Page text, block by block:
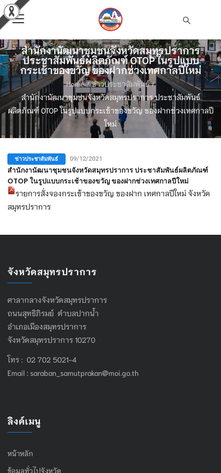
สำนักงานัฒนาชุมชนจังหวัดสมุทรปราการ
ประชาสัมพันธ์ผลิตภัณฑ์ OTOP ในรูปแบบ
กระเช้าของขวัญ ของฝากช่วงเทศกาลปีใหม่
Home/ ข่าวประชาสัมพันธ์/
สำนักงานัฒนาชุมชนจังหวัดสมุทรปราการ ประชาสัมพันธ์
ผลิตภัณฑ์ OTOP ในรูปแบบกระเช้าของขวัญ ของฝากช่วงเทศกาลปี
ใหม่
ข่าวประชาสัมพันธ์ 09/12/2021
สำนักงานัฒนาชุมชนจังหวัดสมุทรปราการ ประชาสัมพันธ์ผลิตภัณฑ์
OTOP ในรูปแบบกระเช้าของขวัญ ของฝากช่วงเทศกาลปีใหม่
รายการสั่งจองกระเช้าของขวัญ ของฝาก เทศกาลปีใหม่ จังหวัด
สมุทรปราการ
จังหวัดสมุทรปราการ
ศาลากลางจังหวัดสมุทรปราการ
ถนนสุทธิภิรมย์ ตำบลปากน้ำ
อำเภอเมืองสมุทรปราการ
จังหวัดสมุทรปราการ 10270
โทร : 02 702 5021-4
Email : saraban_samutprakan@moi.go.th
ลิงค์เมนู
หน้าหลัก
ข้อมูลทั่วไปจังหวัด